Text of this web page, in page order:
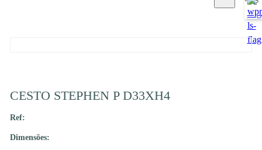
CESTO STEPHEN P D33XH4
Ref:
Dimensões: